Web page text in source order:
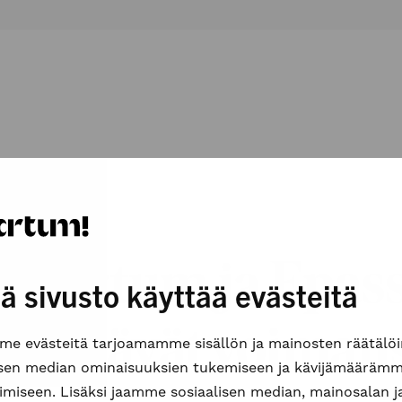
sivusto käyttää evästeitä
evästeitä tarjoamamme sisällön ja mainosten
median ominaisuuksien tukemiseen ja
Lisäksi jaamme sosiaalisen median, mainosalan
ja Epassi